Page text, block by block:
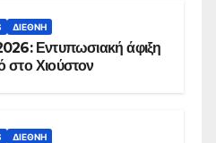
ΔΙΕΘΝΉ
Εντυπωσιακή άφιξη
στο Χιούστον
ΔΙΕΘΝΉ